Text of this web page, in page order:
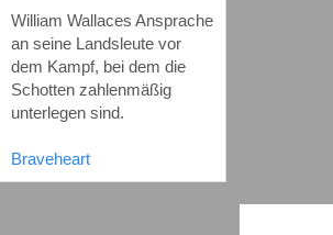
William Wallaces Ansprache
an seine Landsleute vor
dem Kampf, bei dem die
Schotten zahlenmäßig
unterlegen sind.
Braveheart